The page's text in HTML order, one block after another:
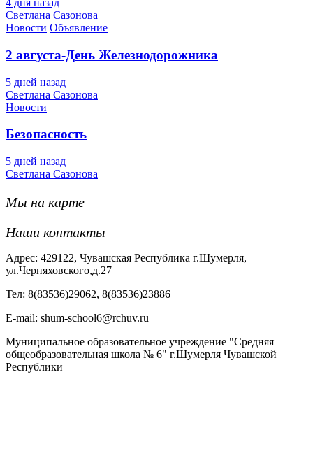
4 дня назад
Светлана Сазонова
Новости Объявление
2 августа-День Железнодорожника
5 дней назад
Светлана Сазонова
Новости
Безопасность
5 дней назад
Светлана Сазонова
Мы на карте
Наши контакты
Адрес: 429122, Чувашская Республика г.Шумерля,
ул.Черняховского,д.27
Тел: 8(83536)29062, 8(83536)23886
Е-mail: shum-school6@rchuv.ru
Муниципальное образовательное учреждение "Средняя
общеобразовательная школа № 6" г.Шумерля Чувашской
Республики